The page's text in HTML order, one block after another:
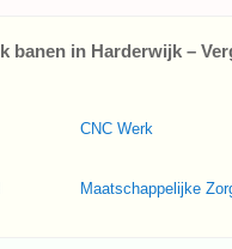
banen in Harderwijk –
CNC Werk
Maatschappelijke